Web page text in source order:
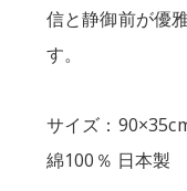
信と静御前が優
す。
サイズ：
綿100％ 日本製